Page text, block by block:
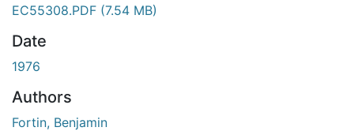
EC55308.PDF (7.54 MB)
Date
1976
Authors
Fortin, Benjamin